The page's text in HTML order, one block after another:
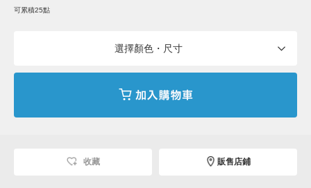
可累積25點
選擇顏色・尺寸
收藏 販售店鋪